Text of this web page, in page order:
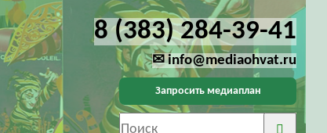
8 (383) 284-39-41
✉ info@mediaohvat.ru
Запросить медиаплан